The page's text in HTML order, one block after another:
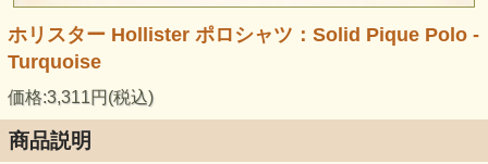
ホリスター Hollister ポロシャツ：Solid Pique Polo -
Turquoise
価格:3,311円(税込)
商品説明